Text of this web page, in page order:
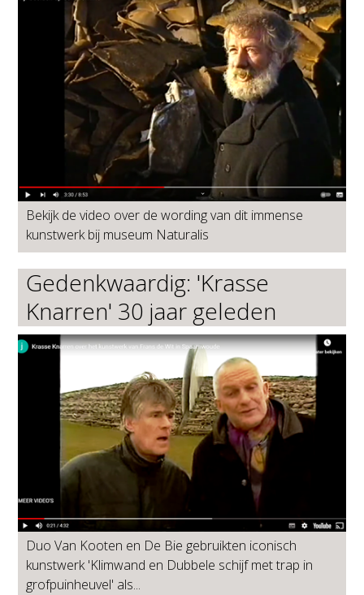
Bekijk de video over de wording van dit immense
kunstwerk bij museum Naturalis
Gedenkwaardig: 'Krasse
Knarren' 30 jaar geleden
Duo Van Kooten en De Bie gebruikten iconisch
kunstwerk 'Klimwand en Dubbele schijf met trap in
grofpuinheuvel' als...